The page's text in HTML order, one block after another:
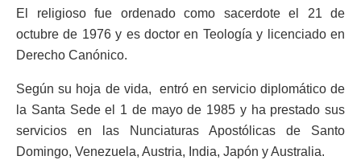
El religioso fue ordenado como sacerdote el 21 de
octubre de 1976 y es doctor en Teología y licenciado en
Derecho Canónico.
Según su hoja de vida, entró en servicio diplomático de
la Santa Sede el 1 de mayo de 1985 y ha prestado sus
servicios en las Nunciaturas Apostólicas de Santo
Domingo, Venezuela, Austria, India, Japón y Australia.